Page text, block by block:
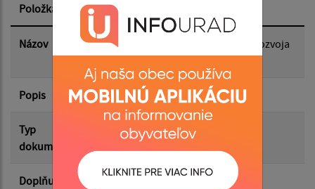
Dátum zverejnenia do:
Filtrovať Reset
Položka Informácia
Názov
Plán hospodárskeho a sociálného rozvoja
NOVY
Popis
Typ
dokumentu
Plán rozvoja obce
Doplňujúce